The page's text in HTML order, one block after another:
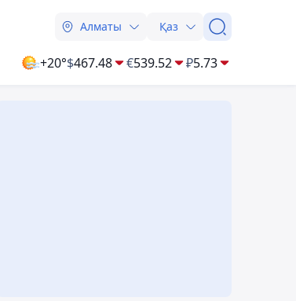
Алматы Қаз
+20°$467.48 €539.52 ₽5.73